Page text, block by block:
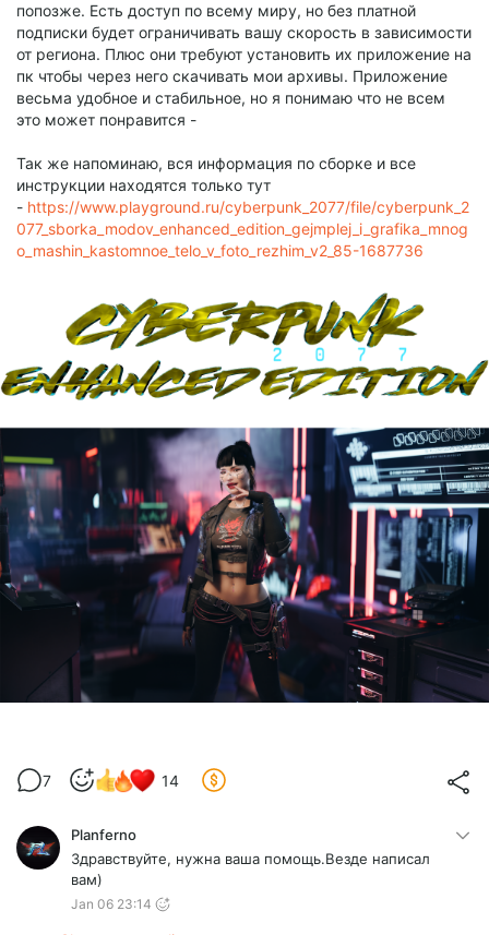
попозже. Есть доступ по всему миру, но без платной
подписки будет ограничивать вашу скорость в зависимости
от региона. Плюс они требуют установить их приложение на
пк чтобы через него скачивать мои архивы. Приложение
весьма удобное и стабильное, но я понимаю что не всем
это может понравится -
Так же напоминаю, вся информация по сборке и все
инструкции находятся только тут
- https://www.playground.ru/cyberpunk_2077/file/cyberpunk_2
077_sborka_modov_enhanced_edition_gejmplej_i_grafika_mnog
o_mashin_kastomnoe_telo_v_foto_rezhim_v2_85-1687736
7 14
Planferno
Здравствуйте, нужна ваша помощь.Везде написал
вам)
Jan 06 23:14